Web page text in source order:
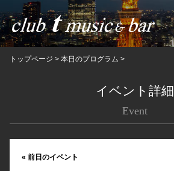
トップページ > 本日のプログラム >
イベント詳細
Event
« 前日のイベント